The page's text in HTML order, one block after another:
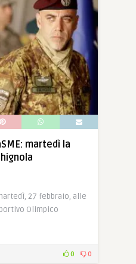
alle 17.30, a Palazzo
del Museo […]
0 0
martedì la
27 febbraio, alle
Olimpico
0 0